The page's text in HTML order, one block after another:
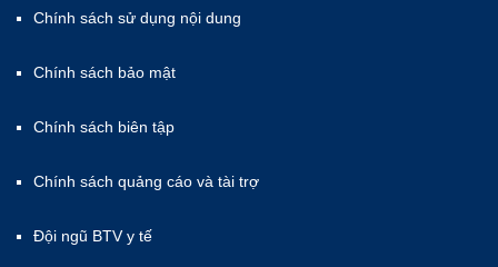
Chính sách sử dụng nội dung
Chính sách bảo mật
Chính sách biên tập
Chính sách quảng cáo và tài trợ
Đội ngũ BTV y tế